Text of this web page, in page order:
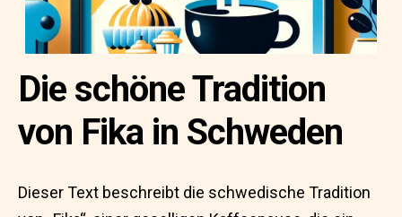
Die schöne Tradition
von Fika in Schweden
Dieser Text beschreibt die schwedische Tradition